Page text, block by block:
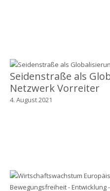
Seidenstraße als
Netzwerk Vorreiter
4. August 2021